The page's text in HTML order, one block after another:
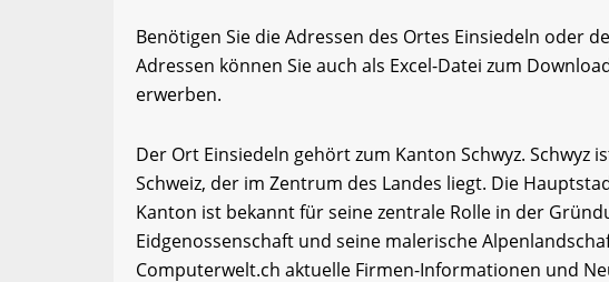
Benötigen Sie die Adressen des Ortes Einsiedeln oder
Adressen können Sie auch als Excel-Datei zum
erwerben.
Der Ort Einsiedeln gehört zum Kanton Schwyz. Schwyz
Schweiz, der im Zentrum des Landes liegt. Die
Kanton ist bekannt für seine zentrale Rolle in der
Eidgenossenschaft und seine malerische
Computerwelt.ch aktuelle Firmen-Informationen und